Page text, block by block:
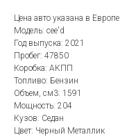
Цена авто указана в Европе
Модель: cee'd
Год выпуска: 2021
Пробег: 47850
Коробка: АКПП
Топливо: Бензин
Объем, см3: 1591
Мощность: 204
Кузов: Седан
Цвет: Черный Металлик